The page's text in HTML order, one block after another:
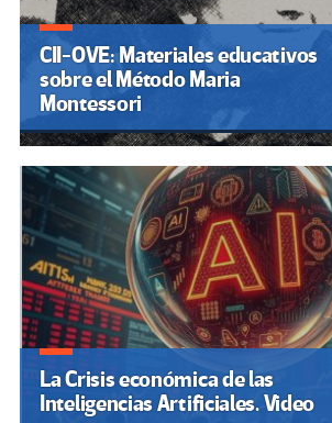
CII-OVE: Materiales educativos
sobre el Método Maria
Montessori
La Crisis económica de las
Inteligencias Artificiales. Video